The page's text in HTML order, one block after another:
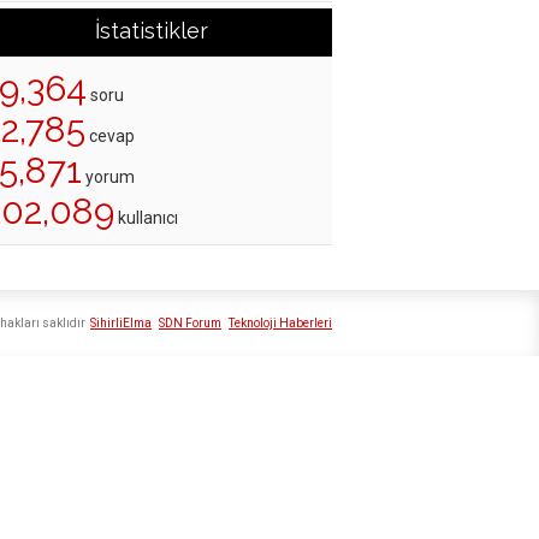
İstatistikler
soru
cevap
yorum
kullanıcı
SihirliElma SDN Forum Teknoloji Haberleri
saklıdır